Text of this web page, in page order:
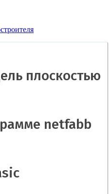
плоскостью
netfabb